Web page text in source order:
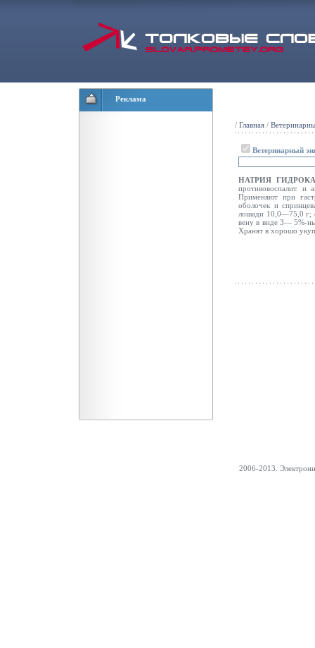
Реклама
/ Главная /
Ветеринарный
НАТРИЯ
противовоспалит. и
Применяют при
оболочек и
лошади 10,0—75,0 г;
вену в виде 3— 5%-
Хранят в хорошо
2006-2013.